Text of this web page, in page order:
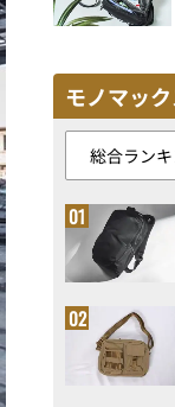
モノマッ